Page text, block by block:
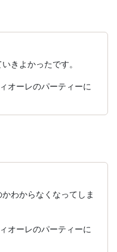
きよかったです。
オーレのパーティーに
わからなくなってしま
オーレのパーティーに